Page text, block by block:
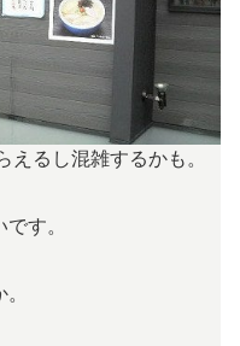
るし混雑するかも。
す。